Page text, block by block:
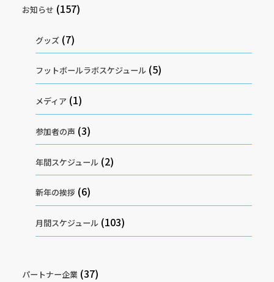
お知らせ (157)
グッズ (7)
フットボールラボスケジュール (5)
メディア (1)
参加者の声 (3)
年間スケジュール (2)
新年の挨拶 (6)
月間スケジュール (103)
パートナー企業 (37)